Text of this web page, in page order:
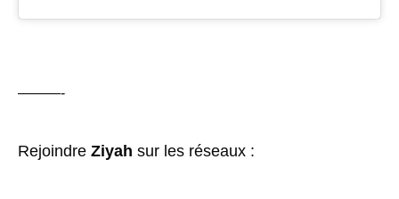
———-
Rejoindre Ziyah sur les réseaux :